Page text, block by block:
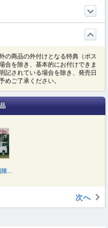
の商品の外付けとなる特典（ポス
合を除き、基本的にお付けできま
記されている場合を除き、発売日
めご了承ください。
次へ